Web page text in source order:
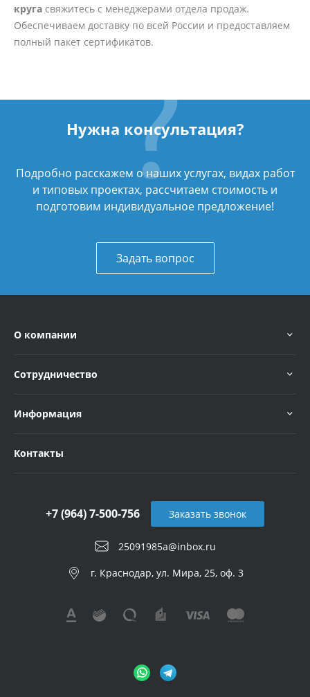
круга свяжитесь с менеджерами отдела продаж.
Обеспечиваем доставку по всей России и предоставляем
полный пакет сертификатов.
Нужна консультация?
Подробно расскажем о наших услугах, видах работ
и типовых проектах, рассчитаем стоимость и
подготовим индивидуальное предложение!
Задать вопрос
О компании
Сотрудничество
Информация
Контакты
25091985a@inbox.ru
+7 (964) 7-500-756
г. Краснодар, ул. Мира, 25, оф. 3
Заказать звонок